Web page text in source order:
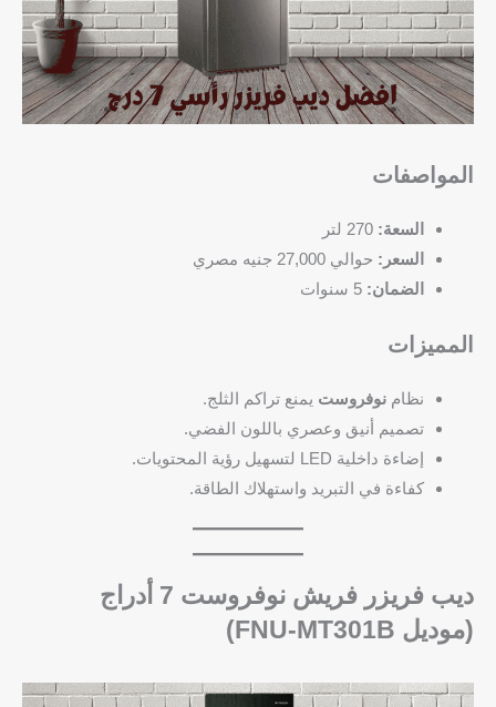
المواصفات
السعة:
السعر: حوالي 27,000 جنيه مصري
الضمان:
المميزات
نظام نوفروست يمنع تراكم الثلج.
تصميم أنيق وعصري باللون الفضي.
إضاءة داخلية LED لتسهيل رؤية المحتويات.
كفاءة في التبريد واستهلاك الطاقة.
ديب فريزر فريش نوفروست 7 أدراج
(موديل FNU-MT301B)